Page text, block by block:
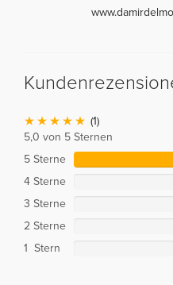
(1)
5,0 von 5 Sternen
5 Sterne
4 Sterne
3 Sterne
2 Sterne
1 Stern